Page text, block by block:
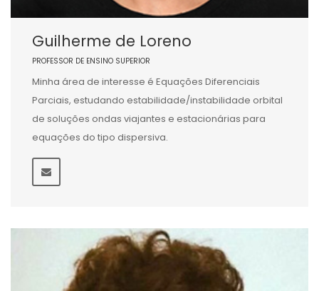
Guilherme de Loreno
PROFESSOR DE ENSINO SUPERIOR
Minha área de interesse é Equações Diferenciais
Parciais, estudando estabilidade/instabilidade orbital
de soluções ondas viajantes e estacionárias para
equações do tipo dispersiva.